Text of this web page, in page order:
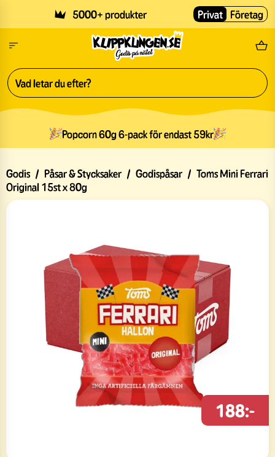
5000+ produkter Fri
Privat Företag
Popcorn 60g 6-pack för endast 59kr
Godis / Påsar & Stycksaker / Godispåsar / Toms Mini Ferrari
Original 15st x 80g
188:-